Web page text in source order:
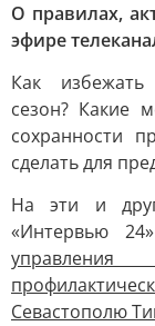
О правилах,
эфире
Как
сезон? Какие
сохранности
сделать для
На эти и
«Интервью
Севастополю